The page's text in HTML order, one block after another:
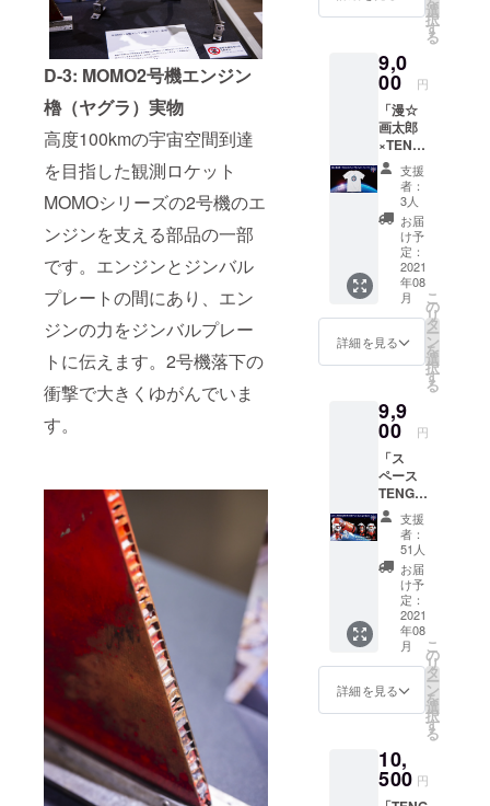
D-3: MOMO2号機エンジン
櫓（ヤグラ）実物
高度100kmの宇宙空間到達
を目指した観測ロケット
MOMOシリーズの2号機のエ
ンジンを支える部品の一部
です。エンジンとジンバル
プレートの間にあり、エン
ジンの力をジンバルプレー
トに伝えます。2号機落下の
衝撃で大きくゆがんでいま
す。
公開さ
せてい
ただき
ます。
※お届け
は2021
年夏頃
を予定
してお
りま
す。
ロケッ
トプロ
トス
テッ
カー×1
枚 ・
MOMO
ステッ
カー×1
定映像
公開映
像につ
いて：
打上げ
時の非
後に
WEBに
て限定
公開さ
せてい
ただき
ます。
※お届け
は2021
年8月頃
を予定
してお
りま
す。
SPACE
A社長T
シャツ
＋ベー
シック
セット
） ・漫
☆画太
×TENG
A
SPACE
ドクミ
&TENG
A社長T
シャツ
・愛と
自由の
願いを
書こう
リアル
プレー
トに名
前を刻
もう ・
限定映
像公開
TENGA
ロケッ
トプロ
ジェク
トス
テッ
ステッ
カー×1
枚 ※限
選
択
す
る
9,0
00 円
「漫☆
画太郎
×TENG
Aロケッ
トプロ
ジェク
トTシャ
ツ コー
ス」
（漫☆
画太郎
×TENG
Aロケッ
トプロ
ジェク
トTシャ
ベー
シック
セット
） ・漫
☆画太
郎
×TENG
A ロ
ケット
プロ
ジェク
トTシャ
ツ ・愛
と自由
の寄せ
書き
に、想
メモリ
アルプ
支援
者：
3人
お届
け予
定：
2021
年08
月
詳細を見る
こ
の
リ
タ
ー
ン
を
選
択
す
る
9,9
00 円
「ス
ペース
TENGA
ロボ ロ
ケット
ミッ
ション
コー
ス」
（ス
ペース
TENGA
ロボ DX
ロケッ
トミッ
＋ベー
シック
セッ
支援
者：
51人
お届
け予
定：
2021
年08
月
詳細を見る
こ
の
リ
タ
ー
ン
を
選
択
す
る
10,
500 円